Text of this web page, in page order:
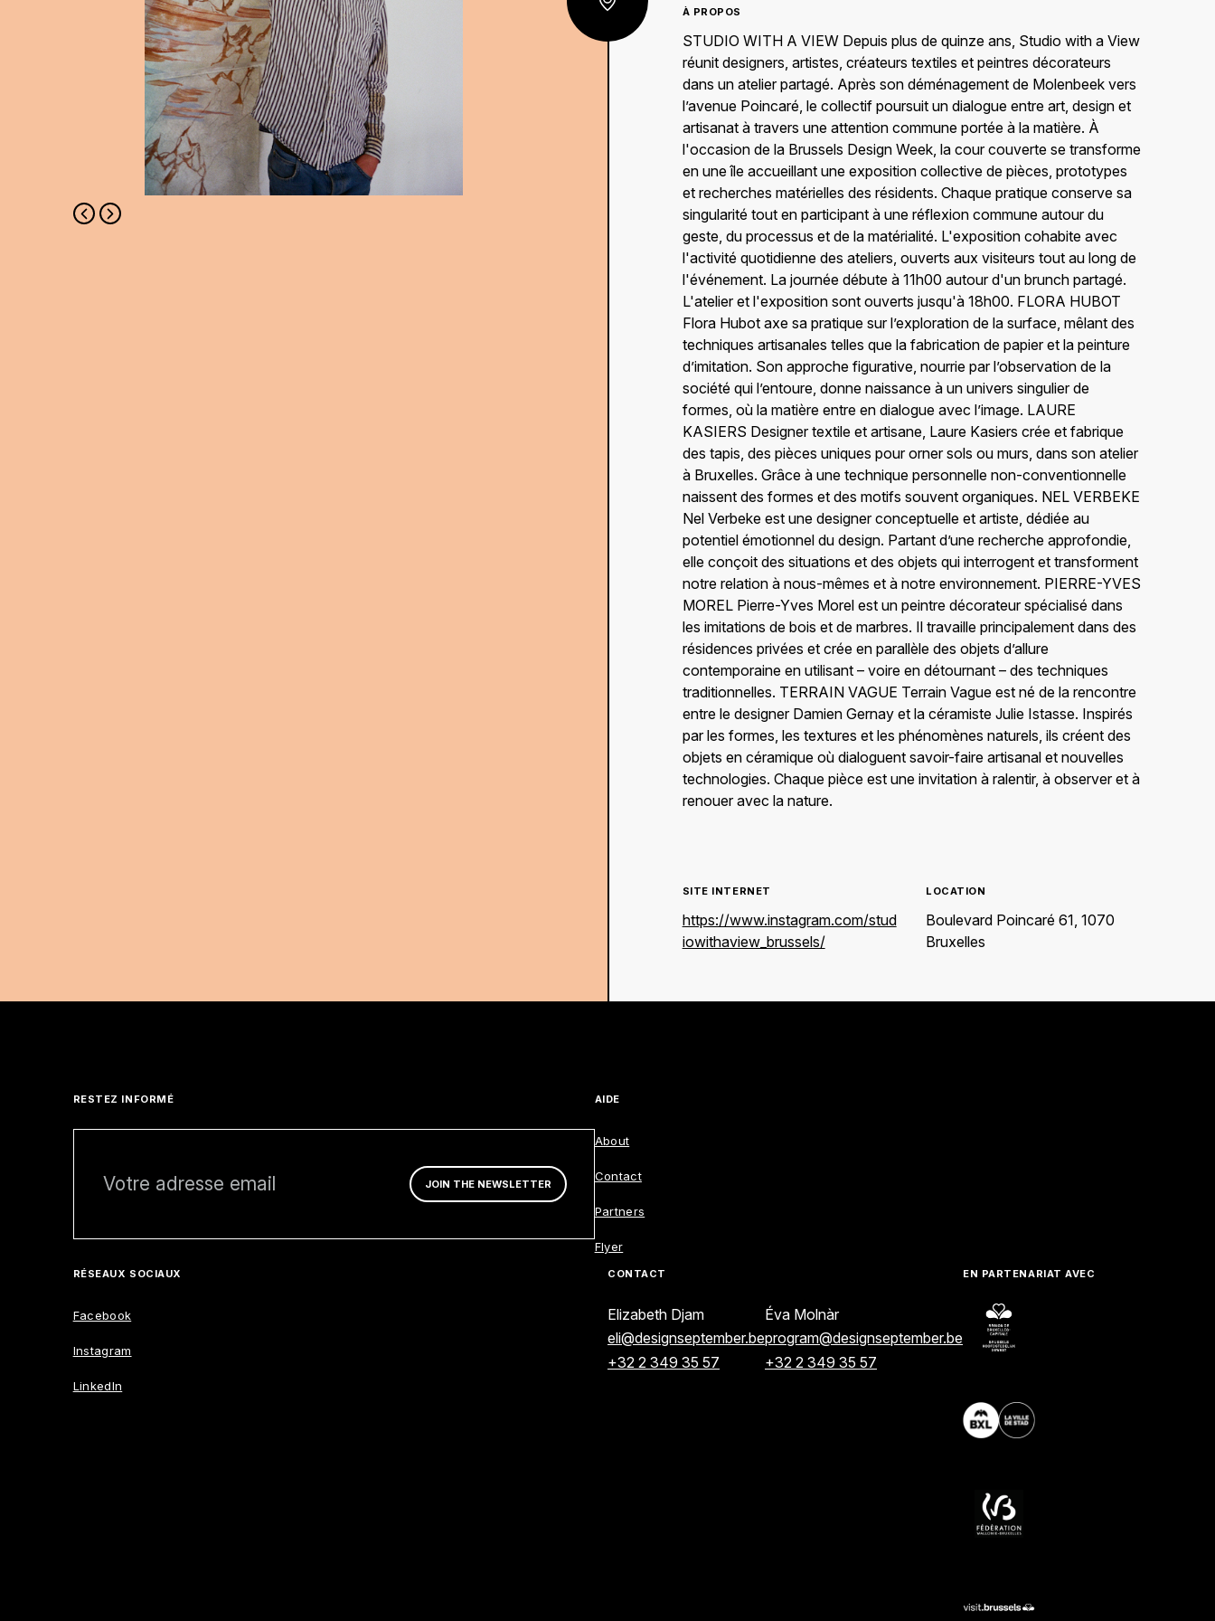
PROGRAMME COMPLE EN AOÛT
PROGRAMME COMPLE EN AOÛT
EXPLORE
AGENDA
À PROPOS
STUDIO WITH A VIEW Depuis plus de quinze ans, Studio with a View
réunit designers, artistes, créateurs textiles et peintres décorateurs
dans un atelier partagé. Après son déménagement de Molenbeek vers
l’avenue Poincaré, le collectif poursuit un dialogue entre art, design et
artisanat à travers une attention commune portée à la matière. À
l'occasion de la Brussels Design Week, la cour couverte se transforme
en une île accueillant une exposition collective de pièces, prototypes
et recherches matérielles des résidents. Chaque pratique conserve sa
singularité tout en participant à une réflexion commune autour du
geste, du processus et de la matérialité. L'exposition cohabite avec
l'activité quotidienne des ateliers, ouverts aux visiteurs tout au long de
l'événement. La journée débute à 11h00 autour d'un brunch partagé.
L'atelier et l'exposition sont ouverts jusqu'à 18h00. FLORA HUBOT
Flora Hubot axe sa pratique sur l’exploration de la surface, mêlant des
techniques artisanales telles que la fabrication de papier et la peinture
d’imitation. Son approche figurative, nourrie par l’observation de la
société qui l’entoure, donne naissance à un univers singulier de
formes, où la matière entre en dialogue avec l’image. LAURE
KASIERS Designer textile et artisane, Laure Kasiers crée et fabrique
des tapis, des pièces uniques pour orner sols ou murs, dans son atelier
à Bruxelles. Grâce à une technique personnelle non-conventionnelle
naissent des formes et des motifs souvent organiques. NEL VERBEKE
Nel Verbeke est une designer conceptuelle et artiste, dédiée au
potentiel émotionnel du design. Partant d’une recherche approfondie,
elle conçoit des situations et des objets qui interrogent et transforment
notre relation à nous-mêmes et à notre environnement. PIERRE-YVES
MOREL Pierre-Yves Morel est un peintre décorateur spécialisé dans
les imitations de bois et de marbres. Il travaille principalement dans des
résidences privées et crée en parallèle des objets d’allure
contemporaine en utilisant – voire en détournant – des techniques
traditionnelles. TERRAIN VAGUE Terrain Vague est né de la rencontre
entre le designer Damien Gernay et la céramiste Julie Istasse. Inspirés
par les formes, les textures et les phénomènes naturels, ils créent des
objets en céramique où dialoguent savoir-faire artisanal et nouvelles
technologies. Chaque pièce est une invitation à ralentir, à observer et à
renouer avec la nature.
SITE INTERNET
https://www.instagram.com/stud
iowithaview_brussels/
LOCATION
Boulevard Poincaré 61, 1070
Bruxelles
RESTEZ INFORMÉ
JOIN THE NEWSLETTER
AIDE
About
Contact
Partners
Flyer
RÉSEAUX SOCIAUX
Facebook
Instagram
LinkedIn
CONTACT
Elizabeth Djam
eli@designseptember.be
+32 2 349 35 57
Éva Molnàr
program@designseptember.be
+32 2 349 35 57
EN PARTENARIAT AVEC